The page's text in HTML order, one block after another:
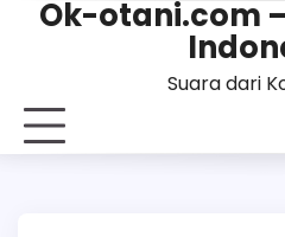
Ok-otani.com
Suara dari